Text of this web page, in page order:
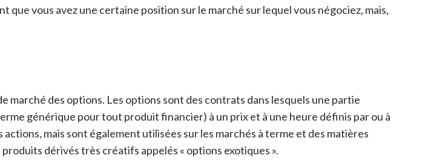
vous avez une certaine position sur le marché sur lequel vous négociez, mais,
marché des options. Les options sont des contrats dans lesquels une partie
générique pour tout produit financier) à un prix et à une heure définis par ou à
mais sont également utilisées sur les marchés à terme et des matières
dérivés très créatifs appelés « options exotiques ».